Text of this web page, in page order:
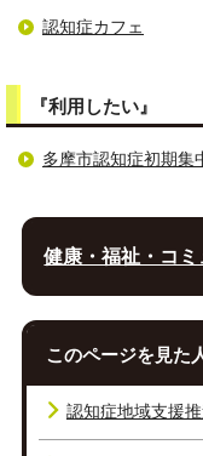
認知症カフェ
『利用したい』
多摩市認知症初期集
健康・福祉・コミ
このページを見た
認知症地域支援